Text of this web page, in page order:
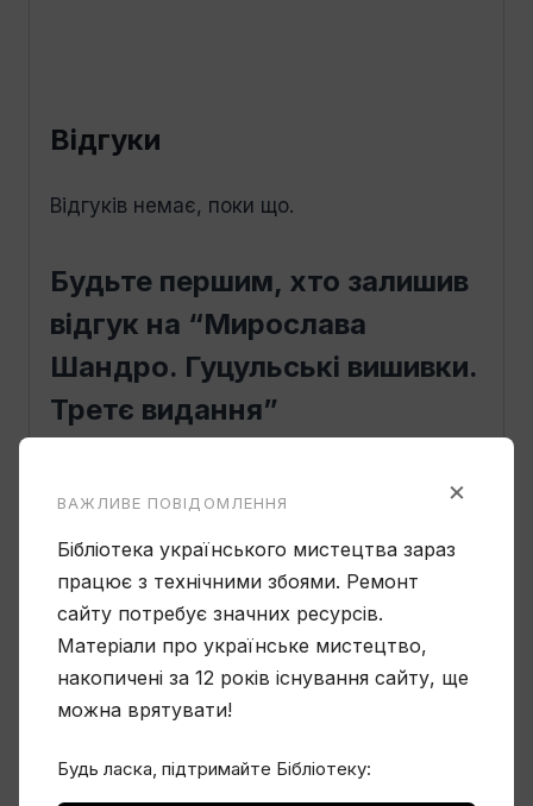
Відгуки
Відгуків немає, поки що.
Будьте першим, хто залишив
відгук на “Мирослава
Шандро. Гуцульські вишивки.
Третє видання”
Ваш відгук *
×
ВАЖЛИВЕ ПОВІДОМЛЕННЯ
Бібліотека українського мистецтва зараз
працює з технічними збоями. Ремонт
сайту потребує значних ресурсів.
Матеріали про українське мистецтво,
накопичені за 12 років існування сайту, ще
можна врятувати!
Будь ласка, підтримайте Бібліотеку: